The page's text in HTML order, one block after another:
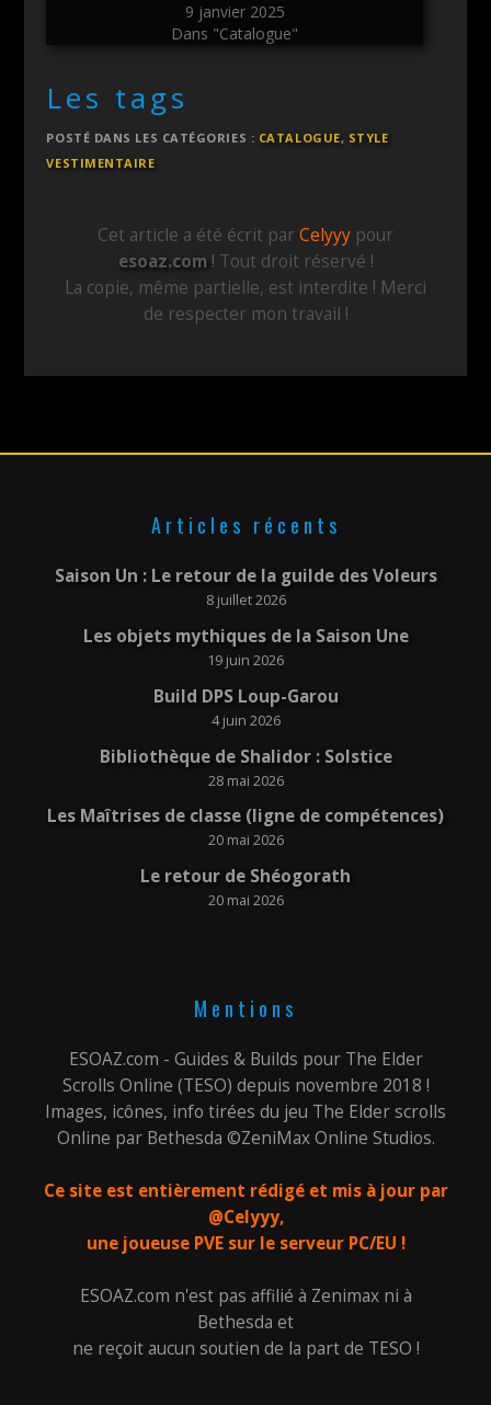
9 janvier 2025
Dans "Catalogue"
Les tags
POSTÉ DANS LES CATÉGORIES : CATALOGUE, STYLE
VESTIMENTAIRE
Cet article a été écrit par Celyyy pour
esoaz.com ! Tout droit réservé !
La copie, même partielle, est interdite ! Merci
de respecter mon travail !
Articles récents
Saison Un : Le retour de la guilde des Voleurs
8 juillet 2026
Les objets mythiques de la Saison Une
19 juin 2026
Build DPS Loup-Garou
4 juin 2026
Bibliothèque de Shalidor : Solstice
28 mai 2026
Les Maîtrises de classe (ligne de compétences)
20 mai 2026
Le retour de Shéogorath
20 mai 2026
Mentions
ESOAZ.com - Guides & Builds pour The Elder
Scrolls Online (TESO) depuis novembre 2018 !
Images, icônes, info tirées du jeu The Elder scrolls
Online par Bethesda ©ZeniMax Online Studios.
Ce site est entièrement rédigé et mis à jour par
@Celyyy,
une joueuse PVE sur le serveur PC/EU !
ESOAZ.com n'est pas affilié à Zenimax ni à
Bethesda et
ne reçoit aucun soutien de la part de TESO !